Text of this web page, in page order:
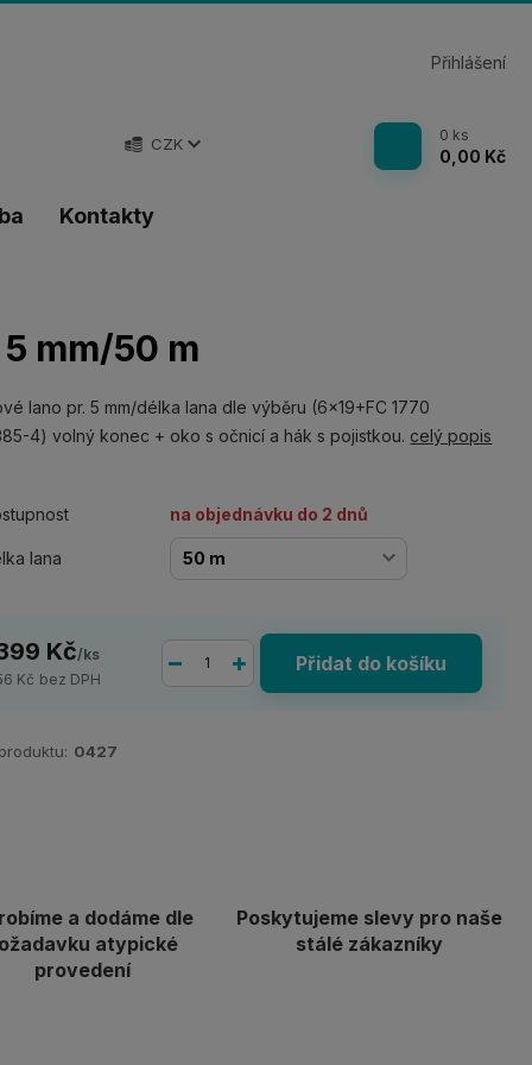
Kontakty
CZK
Přihlášení
0 ks
0,00 Kč
mm/50 m
lano pr. 5 mm/délka lana dle výběru (6x19+FC 1770
4) volný konec + oko s očnicí a hák s pojistkou. celý popis
na objednávku do 2 dnů
lana
Kč/ks
Kč bez DPH
Přidat do košíku
0427
a dodáme dle
atypické
provedení
Poskytujeme slevy pro naše
stálé zákazníky